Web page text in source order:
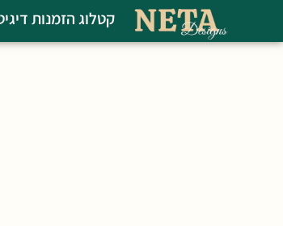
קטלוג הזמנות